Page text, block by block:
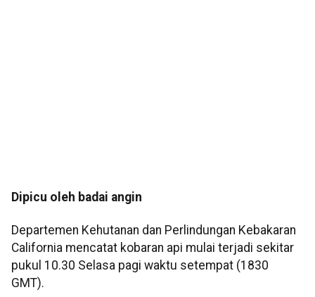
Dipicu oleh badai angin
Departemen Kehutanan dan Perlindungan Kebakaran
California mencatat kobaran api mulai terjadi sekitar
pukul 10.30 Selasa pagi waktu setempat (1830
GMT).